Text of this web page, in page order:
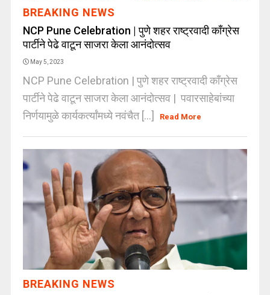
BREAKING NEWS
NCP Pune Celebration | पुणे शहर राष्ट्रवादी काँग्रेस
पार्टीने पेढे वाटून साजरा केला आनंदोत्सव
May 5, 2023
NCP Pune Celebration | पुणे शहर राष्ट्रवादी काँग्रेस
पार्टीने पेढे वाटून साजरा केला आनंदोत्सव | पवारसाहेबांच्या
निर्णयामुळे कार्यकर्त्यांमध्ये नवंचैत [...]
Read More
BREAKING NEWS